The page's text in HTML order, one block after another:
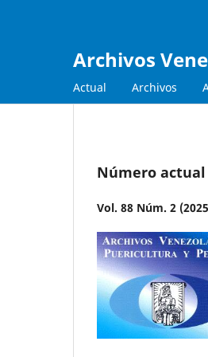
Archivos
Actual Archivos
Número actual
Vol. 88 Núm. 2